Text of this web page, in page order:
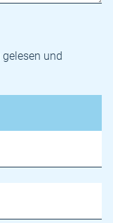
gelesen und